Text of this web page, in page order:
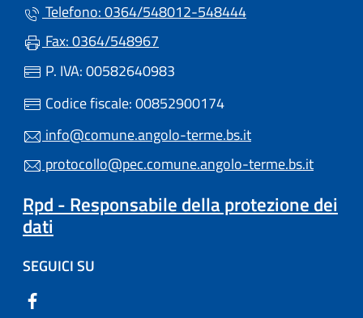
Telefono: 0364/548012-548444
Fax: 0364/548967
P. IVA: 00582640983
Codice fiscale: 00852900174
info@comune.angolo-terme.bs.it
protocollo@pec.comune.angolo-terme.bs.it
Rpd - Responsabile della protezione dei
dati
SEGUICI SU